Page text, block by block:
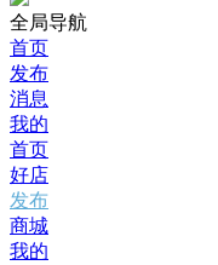
全局导航
首页
发布
消息
我的
首页
好店
发布
商城
我的